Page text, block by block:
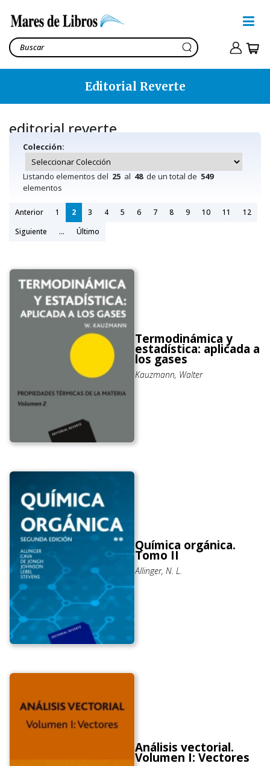
Editorial Reverte
editorial reverte
Colección:
Listando elementos del 25 al 48de un total de 549
elementos
Anterior 1 2 3 4 5 6 7 8 9 10 11
12
Siguiente
... Último
Termodinámica y
estadística: aplicada a
los gases
Kauzmann, Walter
Química orgánica.
Tomo II
Allinger, N. L.
Análisis vectorial.
Volumen I: Vectores